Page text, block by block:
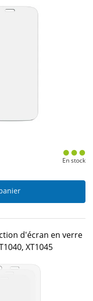
En stock
d'écran en verre
XT1045